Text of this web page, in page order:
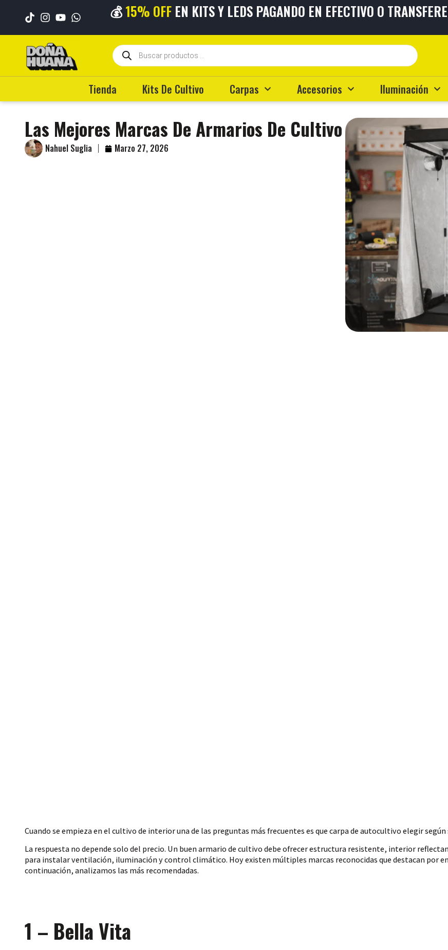
ENVÍOS A
EL PAÍS
💰15% OFF EN KITS Y LEDS PAGANDO EN EFECTIVO O
💳 HASTA6 CUOTASSIN INTERÉS
Tienda
Kits De Cultivo Carpas Accesorios Iluminación
Las Mejores Marcas De Armarios De Cultivo
Nahuel Suglia Marzo 27, 2026
Cuando se empieza en el cultivo de interior una de las preguntas más frecuentes es que carpa de autocultivo elegir según
La respuesta no depende solo del precio. Un buenarmario de cultivodebe ofrecer estructura resistente, interior
para instalar ventilación, iluminación y control climático. Hoy existen múltiples marcas reconocidas que destacan por
continuación, analizamos las más recomendadas.
1 – Bella Vita